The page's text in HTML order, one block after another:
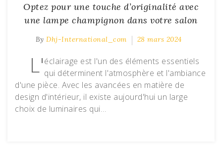
Optez pour une touche d’originalité avec
une lampe champignon dans votre salon
By Dhj-International_com 28 mars 2024
L'éclairage est l'un des éléments essentiels
qui déterminent l'atmosphère et l'ambiance
d'une pièce. Avec les avancées en matière de
design d'intérieur, il existe aujourd'hui un large
choix de luminaires qui…